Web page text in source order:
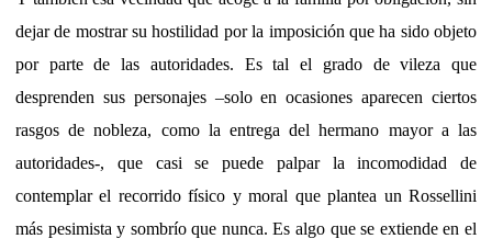
dejar de mostrar su hostilidad por la imposición que ha sido objeto
por parte de las autoridades. Es tal el grado de vileza que
desprenden sus personajes –solo en ocasiones aparecen ciertos
rasgos de nobleza, como la entrega del hermano mayor a las
autoridades-, que casi se puede palpar la incomodidad de
contemplar el recorrido físico y moral que plantea un Rossellini
más pesimista y sombrío que nunca. Es algo que se extiende en el